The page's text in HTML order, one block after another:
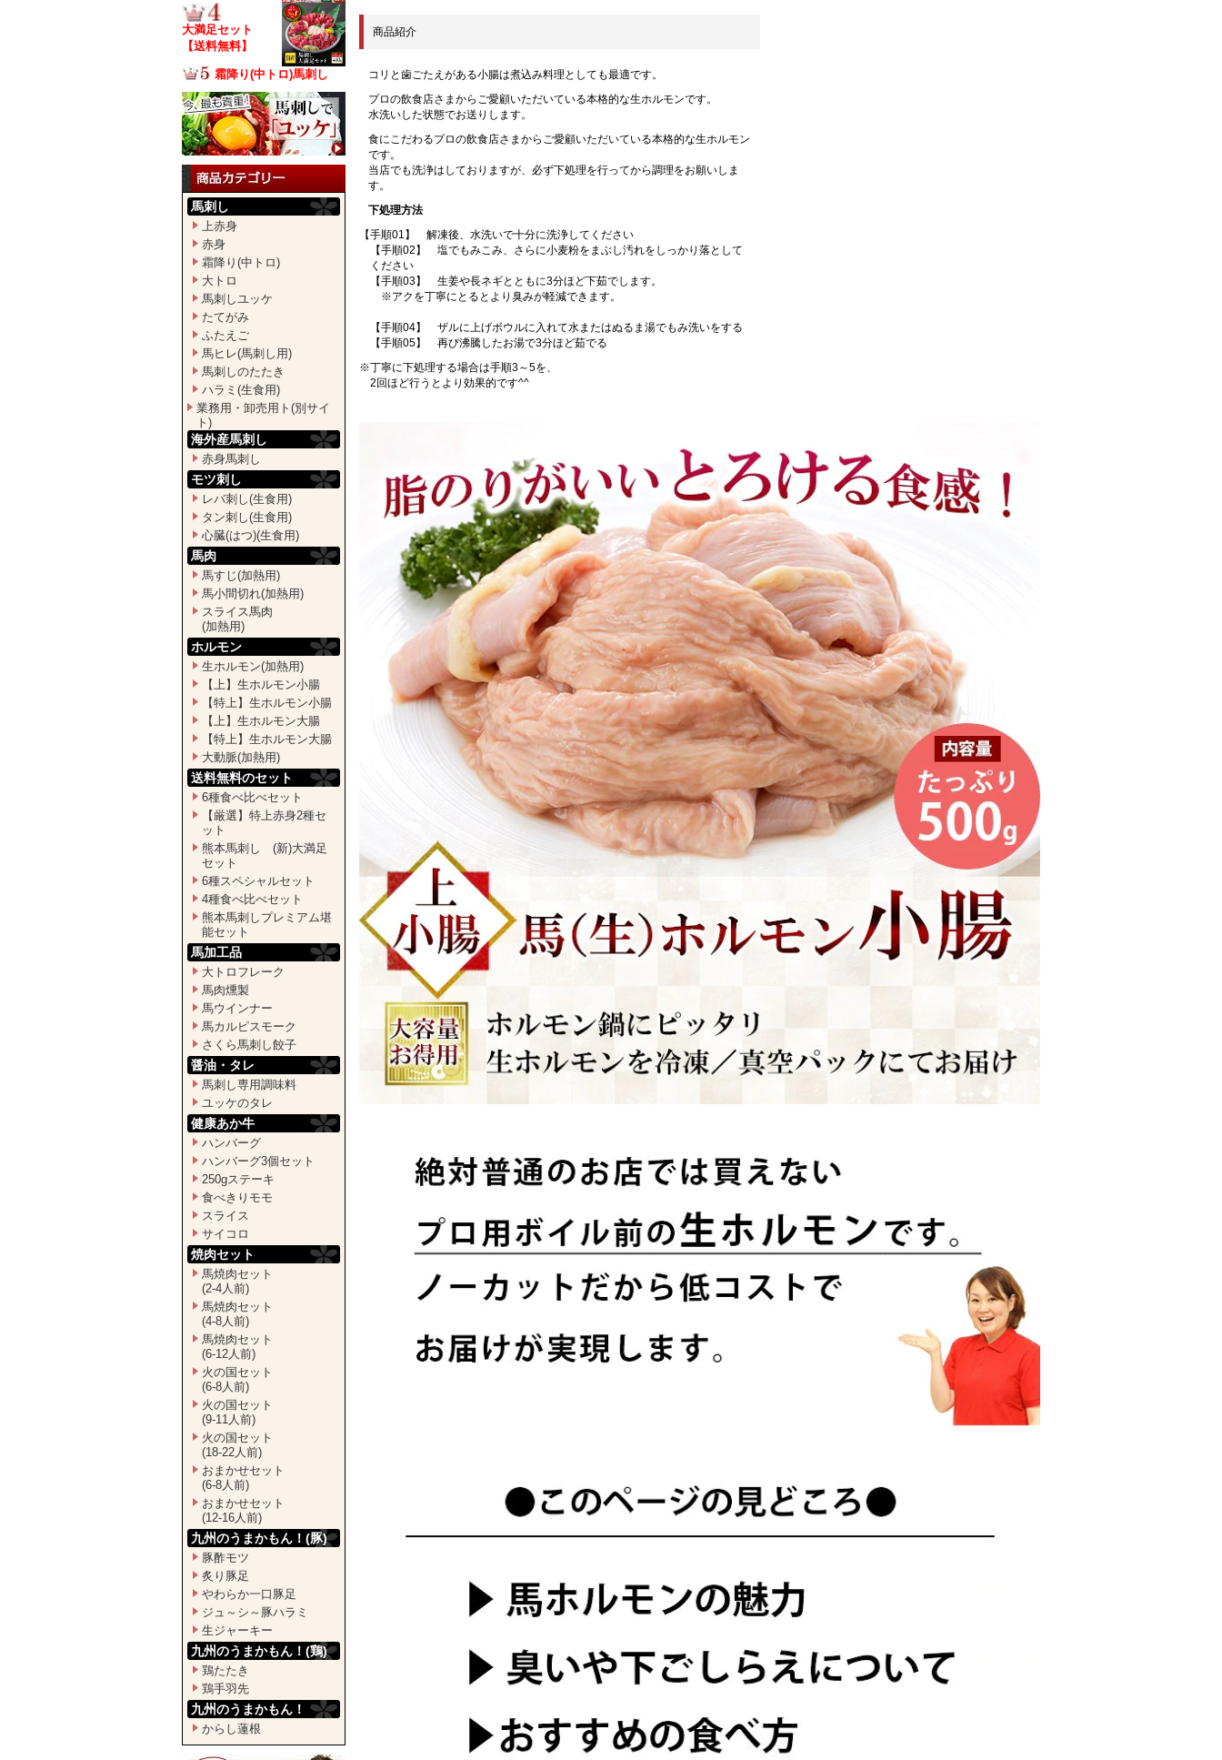
大満足セット
【送料無料】
霜降り(中トロ)馬刺し
馬刺し
上赤身
赤身
霜降り(中トロ)
大トロ
馬刺しユッケ
たてがみ
ふたえご
馬ヒレ(馬刺し用)
馬刺しのたたき
ハラミ(生食用)
業務用・卸売用ト(別サイ
ト)
海外産馬刺し
赤身馬刺し
モツ刺し
レバ刺し(生食用)
タン刺し(生食用)
心臓(はつ)(生食用)
馬肉
馬すじ(加熱用)
馬小間切れ(加熱用)
スライス馬肉
(加熱用)
ホルモン
生ホルモン(加熱用)
【上】生ホルモン小腸
【特上】生ホルモン小腸
【上】生ホルモン大腸
【特上】生ホルモン大腸
大動脈(加熱用)
送料無料のセット
6種食べ比べセット
【厳選】特上赤身2種セ
ット
熊本馬刺し (新)大満足
セット
6種スペシャルセット
4種食べ比べセット
熊本馬刺しプレミアム堪
能セット
馬加工品
大トロフレーク
馬肉燻製
馬ウインナー
馬カルピスモーク
さくら馬刺し餃子
醤油・タレ
馬刺し専用調味料
ユッケのタレ
健康あか牛
ハンバーグ
ハンバーグ3個セット
250gステーキ
食べきりモモ
スライス
サイコロ
焼肉セット
馬焼肉セット
(2-4人前)
馬焼肉セット
(4-8人前)
馬焼肉セット
(6-12人前)
火の国セット
(6-8人前)
火の国セット
(9-11人前)
火の国セット
(18-22人前)
おまかせセット
(6-8人前)
おまかせセット
(12-16人前)
九州のうまかもん！(豚)
豚酢モツ
炙り豚足
やわらか一口豚足
ジュ～シ～豚ハラミ
生ジャーキー
九州のうまかもん！(鶏)
鶏たたき
鶏手羽先
九州のうまかもん！
からし蓮根
商品紹介
コリと歯ごたえがある小腸は煮込み料理としても最適です。
プロの飲食店さまからご愛顧いただいている本格的な生ホルモンです。
水洗いした状態でお送りします。
食にこだわるプロの飲食店さまからご愛顧いただいている本格的な生ホルモン
です。
当店でも洗浄はしておりますが、必ず下処理を行ってから調理をお願いしま
す。
下処理方法
【手順01】 解凍後、水洗いで十分に洗浄してください
【手順02】 塩でもみこみ、さらに小麦粉をまぶし汚れをしっかり落として
ください
【手順03】 生姜や長ネギとともに3分ほど下茹でします。
※アクを丁寧にとるとより臭みが軽減できます。
【手順04】 ザルに上げボウルに入れて水またはぬるま湯でもみ洗いをする
【手順05】 再び沸騰したお湯で3分ほど茹でる
※丁寧に下処理する場合は手順3～5を、
2回ほど行うとより効果的です^^